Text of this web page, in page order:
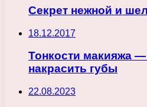
Секрет нежной и
18.12.2017
Тонкости макияжа
накрасить губы
22.08.2023